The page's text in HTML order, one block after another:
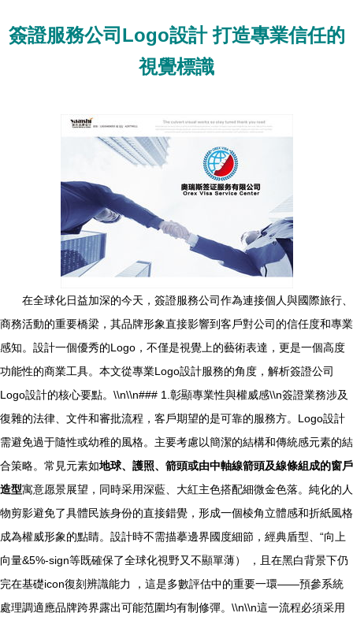
簽證服務公司Logo設計 打造專業信任的
視覺標識
在全球化日益加深的今天，簽證服務公司作為連接個人與國際旅行、
商務活動的重要橋梁，其品牌形象直接影響到客戶對公司的信任度和專業
感知。設計一個優秀的Logo，不僅是視覺上的藝術表達，更是一個高度
功能性的商業工具。本文從專業Logo設計服務的角度，解析簽證公司
Logo設計的核心要點。\\n\\n### 1.彰顯專業性與權威感\\n簽證業務涉及
復雜的法律、文件和審批流程，客戶期望的是可靠的服務方。Logo設計
需避免過于隨性或幼稚的風格。主要考慮以簡潔的結構和傳統感元素的結
合策略。常見元素如地球、護照、箭頭或由中軸線箭頭及線條組成的窗戶
造型寓意愿景展望，同時采用深藍、大紅主色搭配細微金色落。純化的人
物剪影避免了具體民族身份的直接錯覺，形成一個棱角立體感和折紙風格
成為權威形象的點睛。設計時不需描摹邊界國度細節，經典盾型、“向上
向量&5%-sign等既確保了全球化視野又不顯單薄） ，且在黑白背景下仍
完在基礎icon復刻辨識能力 ，這是多數評估中的重要一環——預參系統
處理調適應品牌跨界露出可能范圍均有制修彈。\\n\\n這一流程必須采用